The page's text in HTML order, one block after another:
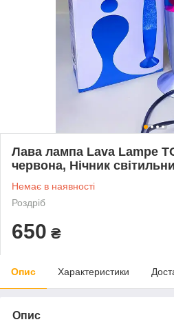
Лава лампа Lava Lampe
червона, Нічник
Немає в наявності
Роздріб
650 ₴
Опис Характеристики
Опис